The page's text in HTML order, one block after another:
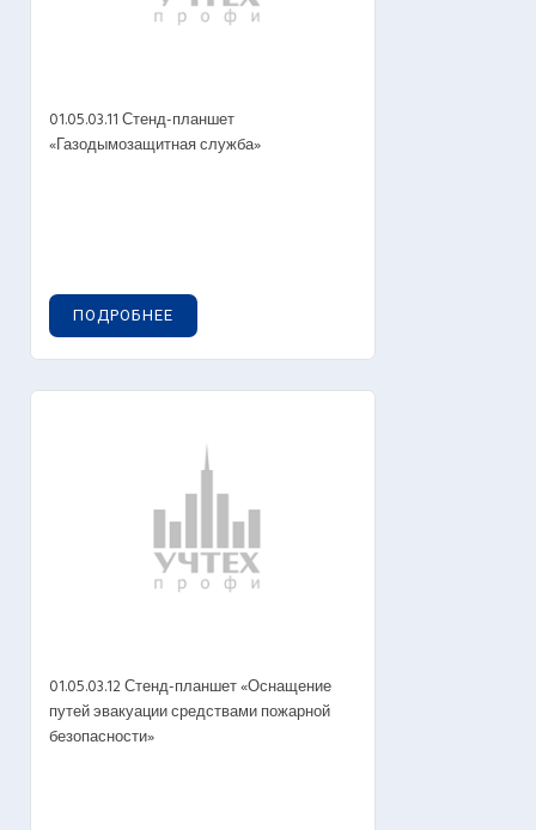
01.05.03.11 Стенд-планшет
«Газодымозащитная служба»
ПОДРОБНЕЕ
01.05.03.12 Стенд-планшет «Оснащение
путей эвакуации средствами пожарной
безопасности»